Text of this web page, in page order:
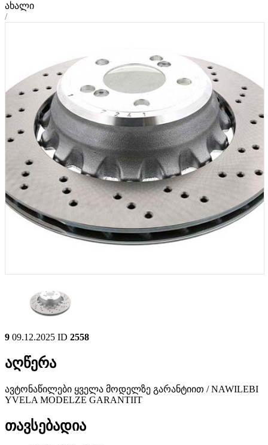
ახალი
/
9 09.12.2025 ID 2558
აღწერა
ავტონაწილები ყველა მოდელზე გარანტიით / NAWILEBI
YVELA MODELZE GARANTIIT
თავსებადია